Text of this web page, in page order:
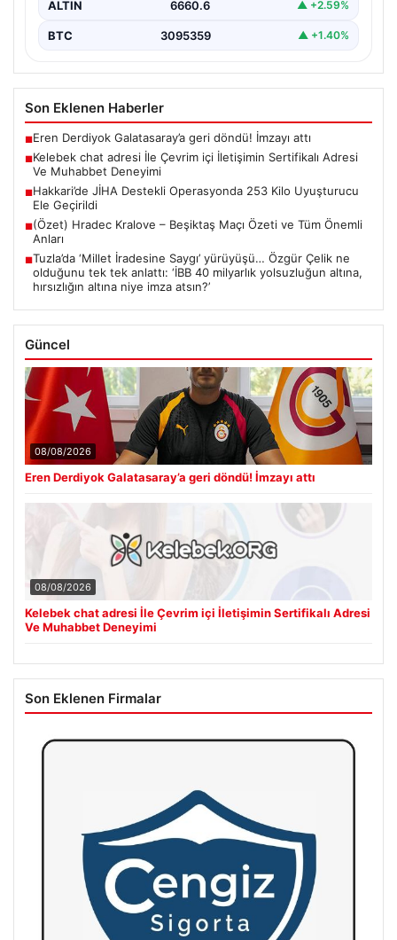
ALTIN 6660.6 ▲ +2.59%
BTC 3095359 ▲ +1.40%
Son Eklenen Haberler
■Eren Derdiyok Galatasaray’a geri döndü! İmzayı attı
■Kelebek chat adresi İle Çevrim içi İletişimin Sertifikalı Adresi
Ve Muhabbet Deneyimi
■Hakkari’de JİHA Destekli Operasyonda 253 Kilo Uyuşturucu
Ele Geçirildi
■(Özet) Hradec Kralove – Beşiktaş Maçı Özeti ve Tüm Önemli
Anları
■Tuzla’da ‘Millet İradesine Saygı’ yürüyüşü… Özgür Çelik ne
olduğunu tek tek anlattı: ‘İBB 40 milyarlık yolsuzluğun altına,
hırsızlığın altına niye imza atsın?’
Güncel
08/08/2026
Eren Derdiyok Galatasaray’a geri döndü! İmzayı attı
08/08/2026
Kelebek chat adresi İle Çevrim içi İletişimin Sertifikalı Adresi
Ve Muhabbet Deneyimi
Son Eklenen Firmalar